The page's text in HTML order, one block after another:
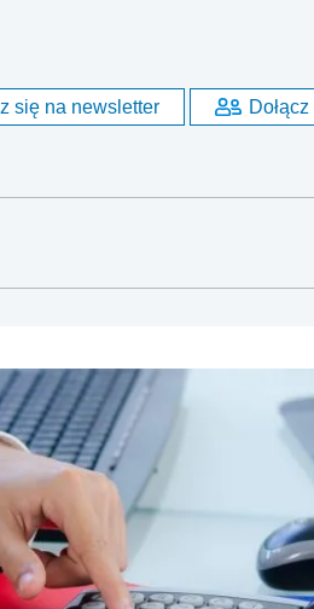
się na newsletter